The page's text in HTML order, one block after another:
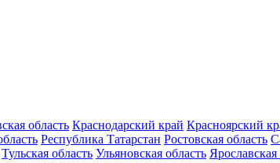
область Краснодарский край Красноярский
Республика Татарстан Ростовская область
Тульская область Ульяновская область Ярославская